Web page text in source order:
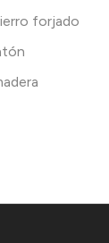
forjado